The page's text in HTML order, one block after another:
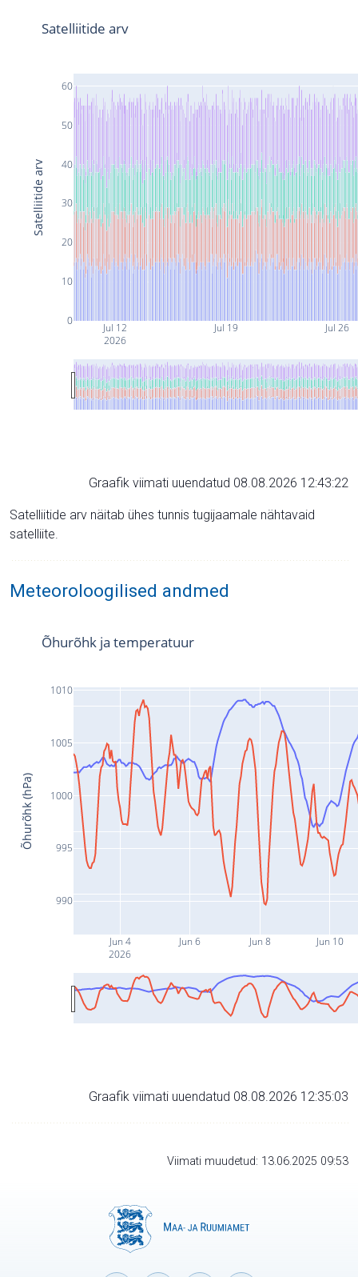
Jul 12
2026
Jul 19 Jul 26
0
10
20
30
40
50
60
Satelliitide arv
Satelliitide arv
Graafik viimati uuendatud 08.08.2026 12:43:22
Satelliitide arv näitab ühes tunnis tugijaamale nähtavaid
satelliite.
Meteoroloogilised andmed
Jun 4
2026
Jun 6 Jun 8 Jun 10
990
995
1000
1005
1010
Õhurõhk ja temperatuur
Õhurõhk (hPa)
Graafik viimati uuendatud 08.08.2026 12:35:03
Viimati muudetud: 13.06.2025 09:53